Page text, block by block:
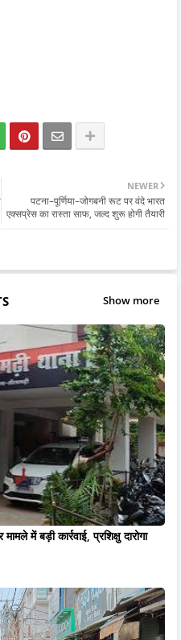
NEWER
पटना–पूर्णिया–जोगबनी रूट पर वंदे भारत
एक्सप्रेस का रास्ता साफ, जल्द शुरू होगी तैयारी
Show more
में बड़ी कार्रवाई, प्रशिक्षु दारोगा